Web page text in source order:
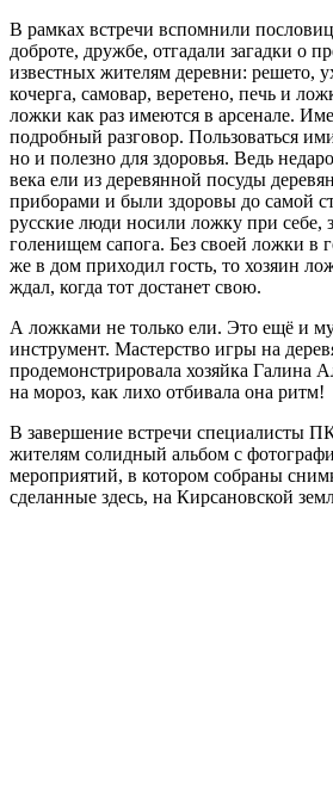
В рамках встречи вспомнили
доброте, дружбе, отгадали загадки о
известных жителям деревни: решето,
кочерга, самовар, веретено, печь и
ложки как раз имеются в арсенале.
подробный разговор. Пользоваться
но и полезно для здоровья. Ведь
века ели из деревянной посуды
приборами и были здоровы до самой
русские люди носили ложку при себе,
голенищем сапога. Без своей ложки в
же в дом приходил гость, то хозяин
ждал, когда тот достанет свою.
А ложками не только ели. Это ещё и
инструмент. Мастерство игры на
продемонстрировала хозяйка Галина
на мороз, как лихо отбивала она ритм!
В завершение встречи специалисты
жителям солидный альбом с
мероприятий, в котором собраны
сделанные здесь, на Кирсановской